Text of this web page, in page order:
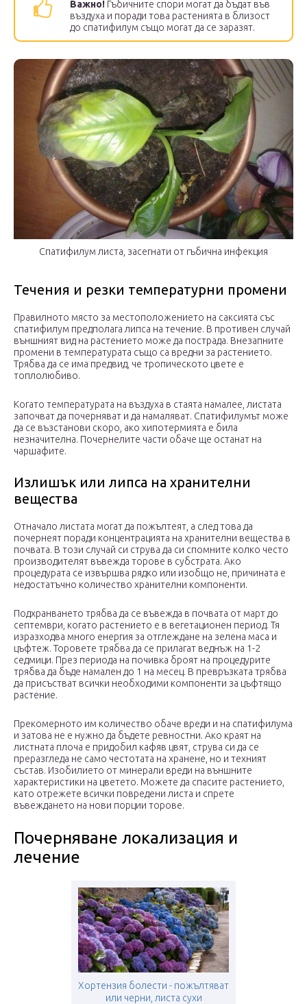
Важно! Гъбичните спори могат да бъдат във
въздуха и поради това растенията в близост
до спатифилум също могат да се заразят.
Спатифилум листа, засегнати от гъбична инфекция
Течения и резки температурни промени
Правилното място за местоположението на саксията със
спатифилум предполага липса на течение. В противен случай
външният вид на растението може да пострада. Внезапните
промени в температурата също са вредни за растението.
Трябва да се има предвид, че тропическото цвете е
топлолюбиво.
Когато температурата на въздуха в стаята намалее, листата
започват да почерняват и да намаляват. Спатифилумът може
да се възстанови скоро, ако хипотермията е била
незначителна. Почернелите части обаче ще останат на
чаршафите.
Излишък или липса на хранителни
вещества
Отначало листата могат да пожълтеят, а след това да
почернеят поради концентрацията на хранителни вещества в
почвата. В този случай си струва да си спомните колко често
производителят въвежда торове в субстрата. Ако
процедурата се извършва рядко или изобщо не, причината е
недостатъчно количество хранителни компоненти.
Подхранването трябва да се въвежда в почвата от март до
септември, когато растението е в вегетационен период. Тя
изразходва много енергия за отглеждане на зелена маса и
цъфтеж. Торовете трябва да се прилагат веднъж на 1-2
седмици. През периода на почивка броят на процедурите
трябва да бъде намален до 1 на месец. В превръзката трябва
да присъстват всички необходими компоненти за цъфтящо
растение.
Прекомерното им количество обаче вреди и на спатифилума
и затова не е нужно да бъдете ревностни. Ако краят на
листната плоча е придобил кафяв цвят, струва си да се
преразгледа не само честотата на хранене, но и техният
състав. Изобилието от минерали вреди на външните
характеристики на цветето. Можете да спасите растението,
като отрежете всички повредени листа и спрете
въвеждането на нови порции торове.
Почерняване локализация и
лечение
Хортензия болести - пожълтяват
или черни, листа сухи